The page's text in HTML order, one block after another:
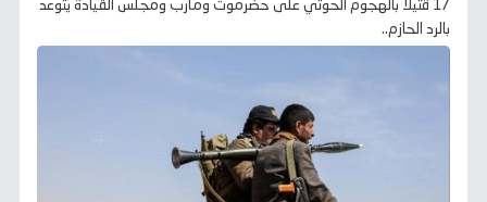
17 قتيلا بالهجوم الحوثي على حضرموت ومأرب ومجلس القيادة يتوعد
بالرد الحازم..